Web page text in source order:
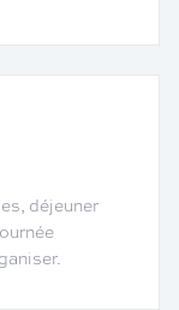
déjeuner